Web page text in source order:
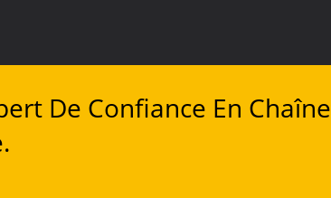
De Confiance En Chaîne